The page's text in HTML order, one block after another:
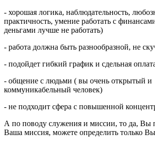
- хорошая логика, наблюдательность,
практичность, умение работать с
деньгами лучше не работать)
- работа должна быть разнообразной, не
- подойдет гибкий график и сдельная
- общение с людьми ( вы очень открытый и
коммуникабельный человек)
- не подходит сфера с повышенной
А по поводу служения и миссии, то да, Вы
Ваша миссия, можете определить только